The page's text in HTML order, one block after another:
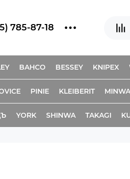
785-87-18
BAHCO BESSEY KNIPEX
PINIE KLEIBERIT
YORK SHINWA TAKAGI